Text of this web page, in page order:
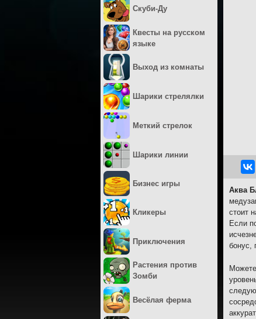
Аква
стоит
Если
бонус,
Скуби-Ду
Квесты на русском
языке
Выход из комнаты
Шарики стрелялки
Меткий стрелок
Шарики линии
Бизнес игры
Кликеры
Приключения
Растения против
Зомби
Весёлая ферма